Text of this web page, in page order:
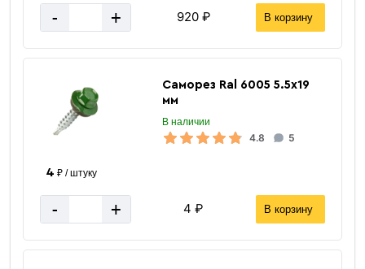
- + 920 ₽ В корзину
Саморез Ral 6005 5.5х19
мм
В наличии
4.8 5
4 ₽ / штуку
- + 4 ₽ В корзину